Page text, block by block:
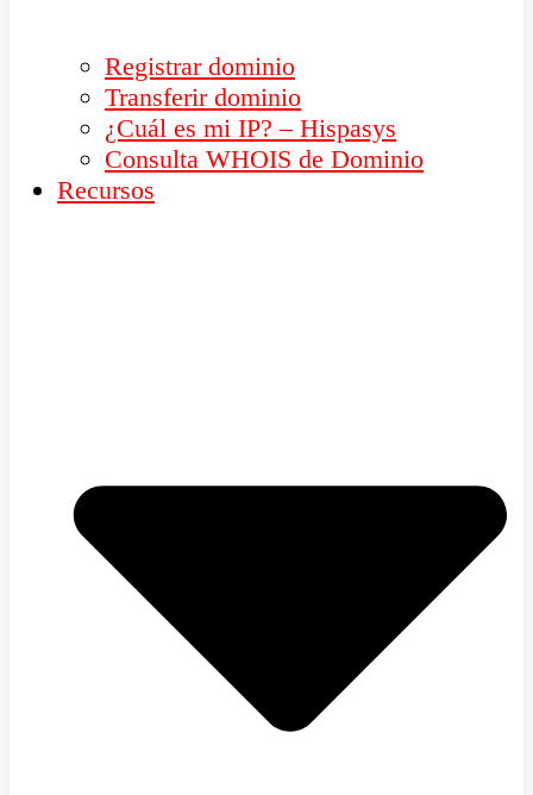
Registrar dominio
Transferir dominio
¿Cuál es mi IP? – Hispasys
Consulta WHOIS de Dominio
Recursos